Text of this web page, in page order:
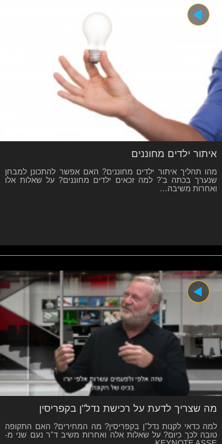
איתור ילדים מחוננים
מהו תהליך איתור ילדים מחוננים? האם אפשר להתכונן למבחן
שנערך בכתה ב'? למה זכאים ילדים מחוננים? על שאלות אלו
ואחרות משיבה…
מה שצריך לדעת על רכישת נדל"ן בקפריסין
למה כדאי לקנות נדל"ן בקפריסין? מה המחירים? האם התקופה
טובה לכך כיום? על שאלות אלה ואחרות משיב ד"ר נעם שני מ-